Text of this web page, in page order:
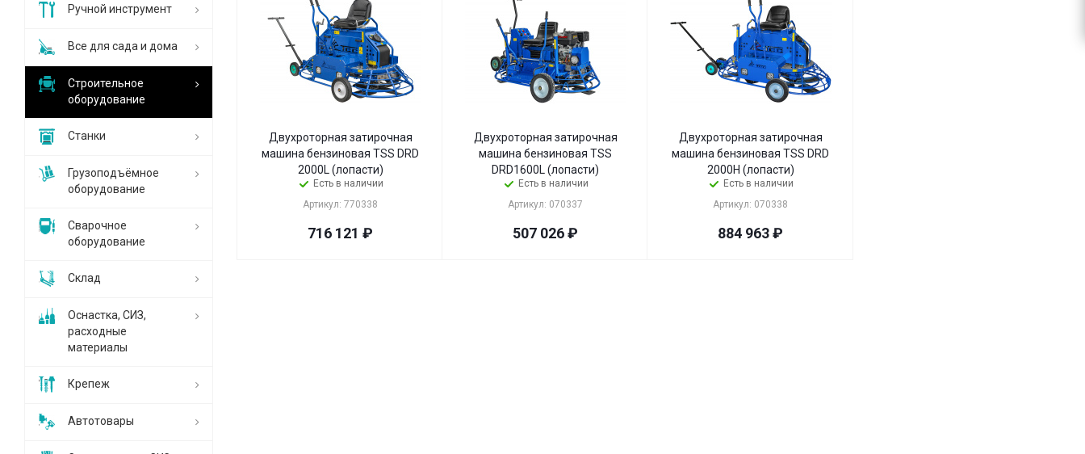
Двухроторная затирочная
машина бензиновая TSS DRD
2000L (лопасти)
Есть в наличии
Артикул: 770338
716 121 ₽
Двухроторная затирочная
машина бензиновая TSS
DRD1600L (лопасти)
Есть в наличии
Артикул: 070337
507 026₽
Двухроторная затирочная
машина бензиновая TSS DRD
2000H (лопасти)
Есть в наличии
Артикул: 070338
884 963₽
Ручной инструмент
Все для сада и дома
Строительное
оборудование
Станки
Грузоподъёмное
оборудование
Сварочное
оборудование
Склад
Оснастка, СИЗ,
расходные
материалы
Крепеж
Автотовары